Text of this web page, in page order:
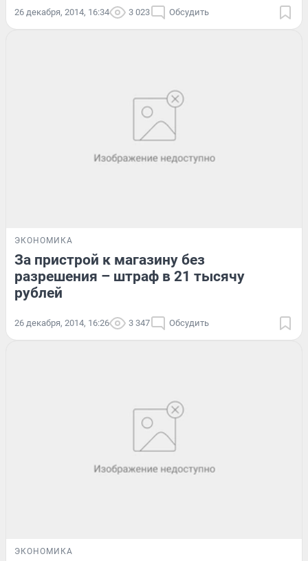
26 декабря, 2014, 16:34 3 023 Обсудить
ЭКОНОМИКА
За пристрой к магазину без
разрешения – штраф в 21 тысячу
рублей
26 декабря, 2014, 16:26 3 347 Обсудить
ЭКОНОМИКА